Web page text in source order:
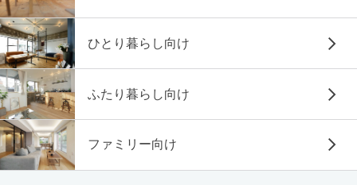
ひとり暮らし向け
ふたり暮らし向け
ファミリー向け